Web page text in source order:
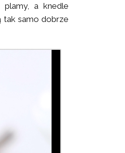
plamy, a knedle
tak samo dobrze